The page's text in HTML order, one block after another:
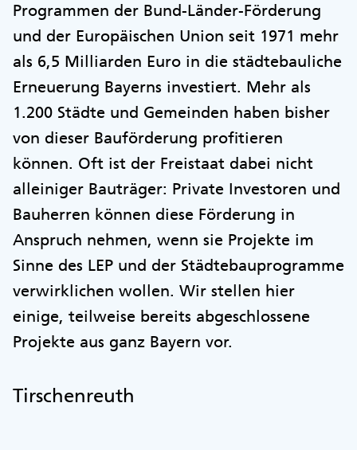
Programmen der Bund-Länder-Förderung
und der Europäischen Union seit 1971 mehr
als 6,5 Milliarden Euro in die städtebauliche
Erneuerung Bayerns investiert. Mehr als
1.200 Städte und Gemeinden haben bisher
von dieser Bauförderung profitieren
können. Oft ist der Freistaat dabei nicht
alleiniger Bauträger: Private Investoren und
Bauherren können diese Förderung in
Anspruch nehmen, wenn sie Projekte im
Sinne des LEP und der Städtebauprogramme
verwirklichen wollen. Wir stellen hier
einige, teilweise bereits abgeschlossene
Projekte aus ganz Bayern vor.
Tirschenreuth